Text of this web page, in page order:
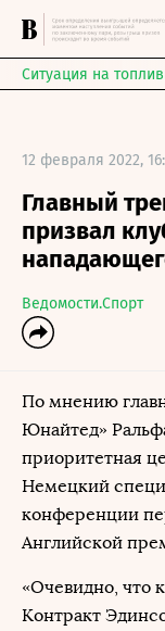
Ситуация на
12 февраля 2022,
Главный
призвал
Ведомости.Спорт
По мнению
Юнайтед»
приоритетная
Немецкий
конференции
Английской
«Очевидно, что
Контракт